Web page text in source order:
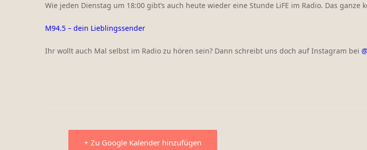
Wie jeden Dienstag um 18:00 gibt’s auch heute wieder eine Stunde LiFE im Radio. Das
M94.5 – dein Lieblingssender
Ihr wollt auch Mal selbst im Radio zu hören sein? Dann schreibt uns doch auf Instagram bei
+ Zu Google Kalender hinzufügen